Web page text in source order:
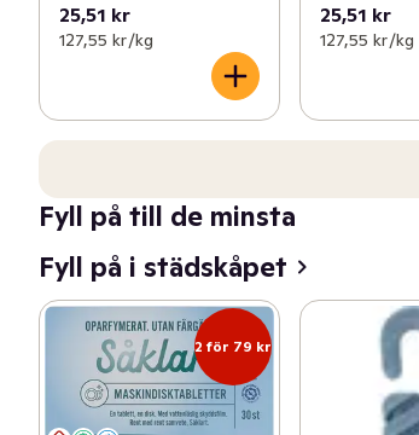
25,51 kr
127,55 kr /kg
25,51 kr
127,55 kr /kg
Fyll på till de minsta
Fyll på i städskåpet
2 för 79 kr